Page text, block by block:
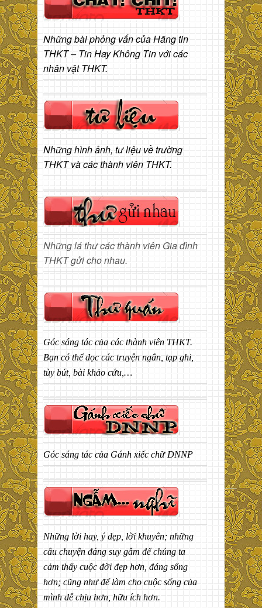
Những bài phỏng vấn của Hãng tin
THKT – Tin Hay Không Tin với các
nhân vật THKT.
Những hình ảnh, tư liệu về trường
THKT và các thành viên THKT.
Những lá thư các thành viên Gia đình
THKT gửi cho nhau.
Góc sáng tác của các thành viên THKT.
Bạn có thể đọc các truyện ngắn, tạp ghi,
tùy bút, bài khảo cứu,…
Góc sáng tác của Gánh xiếc chữ DNNP
Những lời hay, ý đẹp, lời khuyên; những
câu chuyện đáng suy gẫm để chúng ta
cảm thấy cuộc đời đẹp hơn, đáng sống
hơn; cũng như để làm cho cuộc sống của
mình dễ chịu hơn, hữu ích hơn.